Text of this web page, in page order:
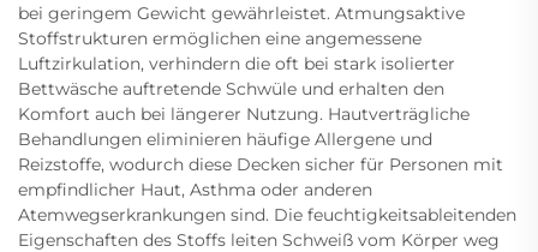
bei geringem Gewicht gewährleistet. Atmungsaktive
Stoffstrukturen ermöglichen eine angemessene
Luftzirkulation, verhindern die oft bei stark isolierter
Bettwäsche auftretende Schwüle und erhalten den
Komfort auch bei längerer Nutzung. Hautverträgliche
Behandlungen eliminieren häufige Allergene und
Reizstoffe, wodurch diese Decken sicher für Personen mit
empfindlicher Haut, Asthma oder anderen
Atemwegserkrankungen sind. Die feuchtigkeitsableitenden
Eigenschaften des Stoffs leiten Schweiß vom Körper weg